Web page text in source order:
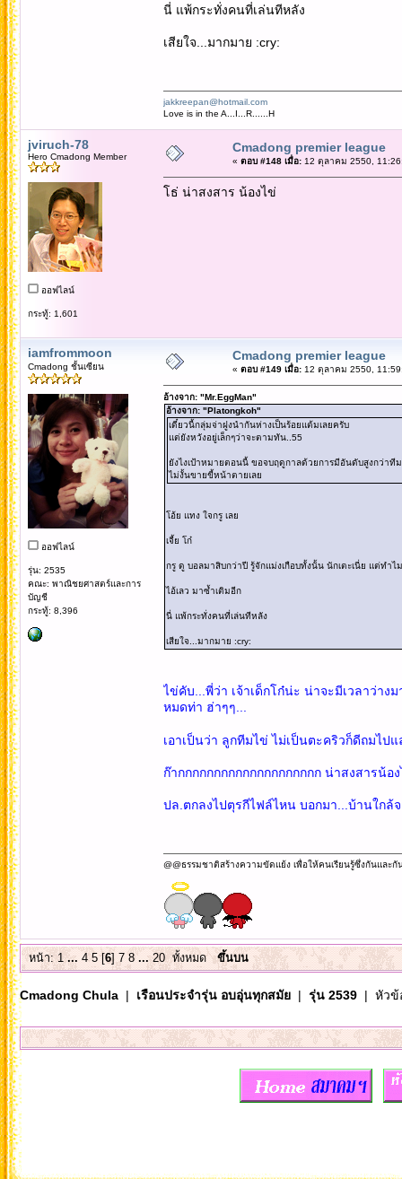
นี่ แพ้กระทั่งคนที่เล่นทีหลัง
เสียใจ...มากมาย :cry:
jakkreepan@hotmail.com
Love is in the A...I...R......H
jviruch-78
Hero Cmadong Member
ออฟไลน์
กระทู้: 1,601
Cmadong premier league
« ตอบ #148 เมื่อ:12 ตุลาคม 2550,
โธ่ น่าสงสาร น้องไข่
iamfrommoon
Cmadong ชั้นเซียน
ออฟไลน์
รุ่น: 2535
คณะ: พาณิชยศาสตร์และการ
บัญชี
กระทู้: 8,396
Cmadong premier league
« ตอบ #149 เมื่อ:12 ตุลาคม 2550,
อ้างจาก: "Mr.EggMan"
อ้างจาก: "Platongkoh"
เดี๋ยวนี้กลุ่มจ่าฝูงนำกันห่างเป็นร้อยแต้มเลยครับ
แต่ยังหวังอยู่เล็กๆว่าจะตามทัน..55
ยังไงเป้าหมายตอนนี้ ขอจบฤดูกาลด้วยการมีอันดับสูงกว่าที
ไม่งั้นขายขี้หน้าตายเลย
โอ้ย แทง ใจกรู เลย
เจี้ย โก๋
กรู ดู บอลมาสิบกว่าปี รู้จักแม่งเกือบทั้งนั้น นักเตะเนี่ย แต่ทำไ
ไอ้เลว มาซ้ำเติมอีก
นี่ แพ้กระทั่งคนที่เล่นทีหลัง
เสียใจ...มากมาย :cry:
ไข่คับ...พี่ว่า เจ้าเด็กโก๋น่ะ น่าจะมีเวลาว่าง
หมดท่า ฮ่าๆๆ...
เอาเป็นว่า ลูกทีมไข่ ไม่เป็นตะคริวก็ดีถมไ
ก๊ากกกกกกกกกกกกกกกกกกกก น่าสงสารน้อ
ปล.ตกลงไปตุรกีไฟล์ไหน บอกมา...บ้านใกล้
@@ธรรมชาติสร้างความขัดแย้ง เพื่อให้คนเรียนรู้ซึ่งกันและกั
หน้า:1 ... 4 5[6] 7 8 ...20 ทั้งหมด ขึ้นบน
Cmadong Chula| เรือนประจำรุ่น อบอุ่นทุกสมัย| รุ่น 2539| หัวข้